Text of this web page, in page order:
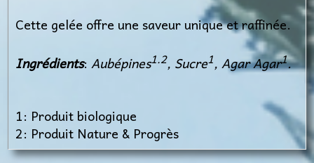
Cette gelée offre une saveur unique et raffinée.
Ingrédients: Aubépines1.2, Sucre1, Agar Agar1.
1: Produit biologique
2: Produit Nature & Progrès